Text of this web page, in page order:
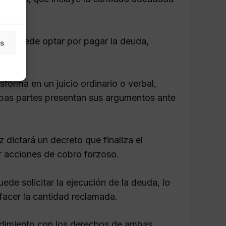
Puede optar por pagar la deuda,
en un juicio ordinario o verbal,
partes presentan sus argumentos ante
dictará un decreto que finaliza el
acciones de cobro forzoso.
solicitar la ejecución de la deuda, lo
la cantidad reclamada.